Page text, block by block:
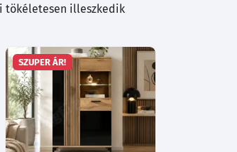
tökéletesen illeszkedik
SZUPER ÁR!